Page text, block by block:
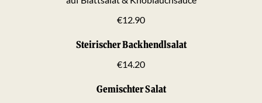
€12.90
Steirischer Backhendlsalat
€14.20
Gemischter Salat